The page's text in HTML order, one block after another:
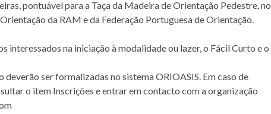
pontuável para a Taça da Madeira de Orientação Pedestre, no
da RAM e da Federação Portuguesa de Orientação.
interessados na iniciação à modalidade ou lazer, o Fácil Curto e o
deverão ser formalizadas no sistema ORIOASIS. Em caso de
o item Inscrições e entrar em contacto com a organização